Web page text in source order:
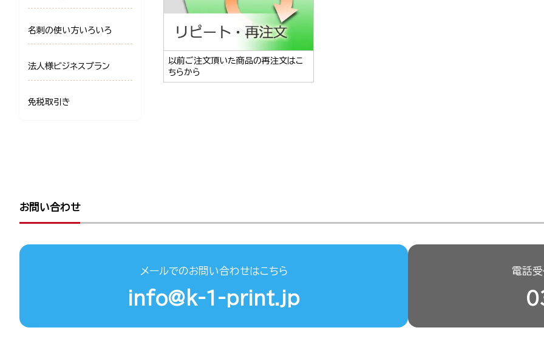
以前ご注文頂いた商品の再注文はこ
ちらから
名刺の使い方いろいろ
法人様ビジネスプラン
免税取引き
お問い合わせ
メールでのお問い合わせはこちら
info@k-1-print.jp
電話